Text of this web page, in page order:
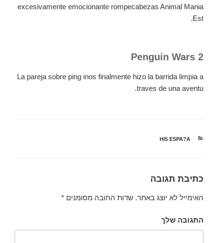
excesivamente emocionante rompecabezas Animal Mania
Est.
Penguin Wars 2
La pareja sobre ping inos finalmente hizo la barrida limpia a
traves de una aventu.
קטגוריות
HI5 ESPA?A
כתיבת תגובה
האימייל לא יוצג באתר. שדות החובה מסומנים *
התגובה שלך